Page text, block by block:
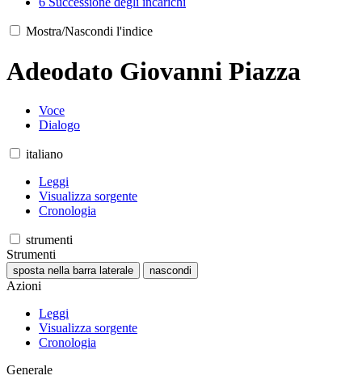
Mostra/Nascondi l'indice
Adeodato Giovanni Piazza
Voce
Dialogo
italiano
Leggi
Visualizza sorgente
Cronologia
strumenti
Strumenti
sposta nella barra laterale nascondi
Azioni
Leggi
Visualizza sorgente
Cronologia
Generale